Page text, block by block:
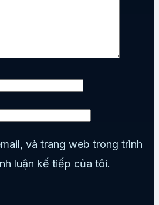
và trang web trong trình
luận kế tiếp của tôi.